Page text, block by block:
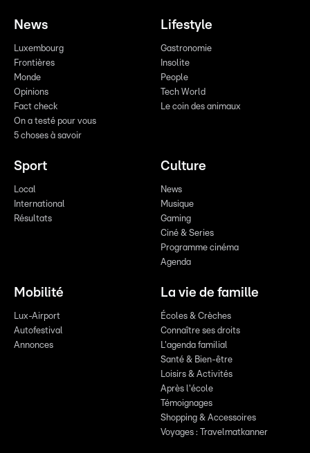
News
Luxembourg
Frontières
Monde
Opinions
Fact check
On a testé pour vous
5 choses à savoir
Lifestyle
Gastronomie
Insolite
People
Tech World
Le coin des animaux
Sport
Local
International
Résultats
Culture
News
Musique
Gaming
Ciné & Series
Programme cinéma
Agenda
Mobilité
Lux-Airport
Autofestival
Annonces
La vie de famille
Écoles & Crèches
Connaître ses droits
L'agenda familial
Santé & Bien-être
Loisirs & Activités
Après l'école
Témoignages
Shopping & Accessoires
Voyages : Travelmatkanner